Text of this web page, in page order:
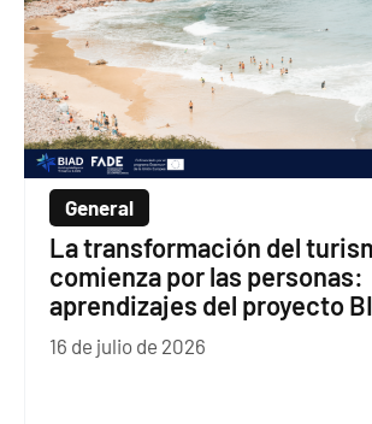
General
La transformación del
comienza por las personas:
aprendizajes del proyecto
16 de julio de 2026